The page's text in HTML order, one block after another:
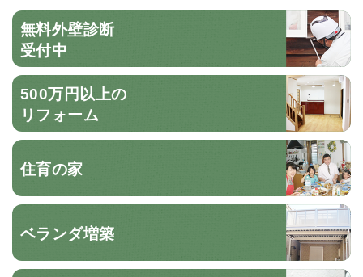
無料外壁診断
受付中
500万円以上の
リフォーム
住育の家
ベランダ増築